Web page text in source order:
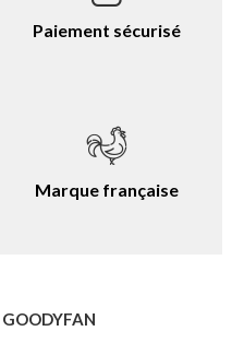
Paiement sécurisé
Marque française
GOODYFAN